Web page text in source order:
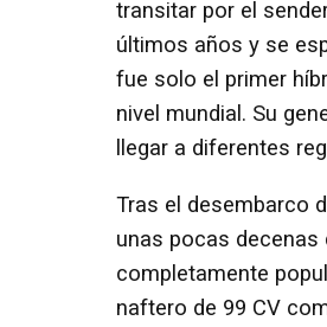
transitar por el
últimos años y se
fue solo el primer
nivel mundial. Su
llegar a diferentes
Tras el desembarco
unas pocas decenas
completamente
naftero de 99 CV